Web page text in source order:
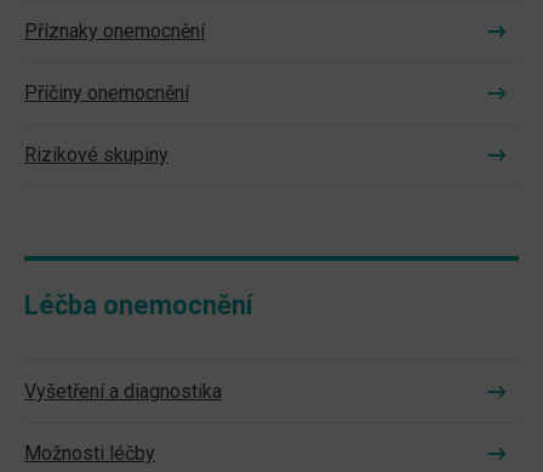
Příznaky onemocnění
Příčiny onemocnění
Rizikové skupiny
Léčba onemocnění
Vyšetření a diagnostika
Možnosti léčby